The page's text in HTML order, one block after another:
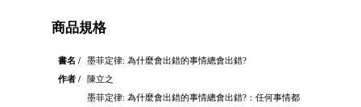
商品規格
書名 /
墨菲定律: 為什麼會出錯的事情總會出錯?
作者 /
陳立之
墨菲定律: 為什麼會出錯的事情總會出錯?：任何事情都